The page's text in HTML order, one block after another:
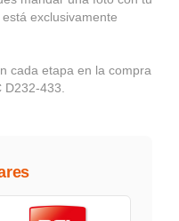
exclusivamente
cada etapa en la compra
D232-433.